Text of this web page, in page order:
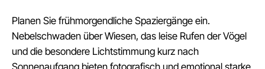
Planen Sie frühmorgendliche Spaziergänge ein.
Nebelschwaden über Wiesen, das leise Rufen der Vögel
und die besondere Lichtstimmung kurz nach